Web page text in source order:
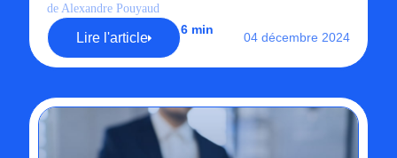
de Alexandre Pouyaud
Lire l'article
6 min
04 décembre 2024